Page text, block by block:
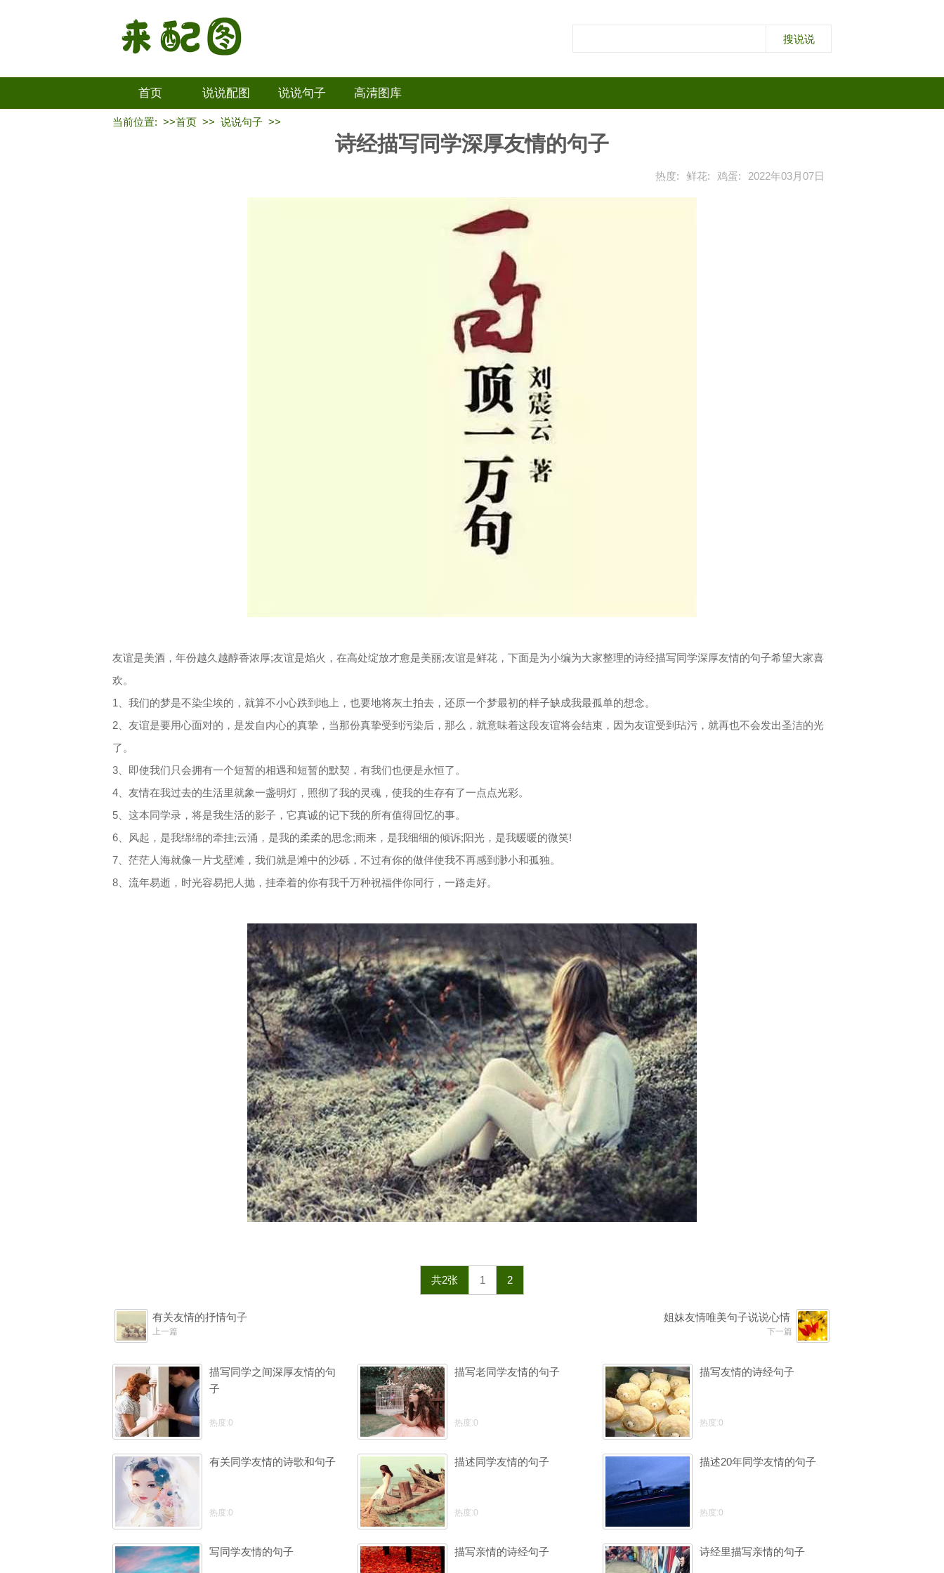
首页 说说配图 说说句子 高清图库
当前位置: >>首页 >> 说说句子 >>
诗经描写同学深厚友情的句子
热度: 鲜花: 鸡蛋: 2022年03月07日
友谊是美酒，年份越久越醇香浓厚;友谊是焰火，在高处绽放才愈是美丽;友谊是鲜花，下面是为小编为大家整理的诗经描写同学深厚友情的句子希望大家喜
欢。
1、我们的梦是不染尘埃的，就算不小心跌到地上，也要地将灰土拍去，还原一个梦最初的样子缺成我最孤单的想念。
2、友谊是要用心面对的，是发自内心的真挚，当那份真挚受到污染后，那么，就意味着这段友谊将会结束，因为友谊受到玷污，就再也不会发出圣洁的光
了。
3、即使我们只会拥有一个短暂的相遇和短暂的默契，有我们也便是永恒了。
4、友情在我过去的生活里就象一盏明灯，照彻了我的灵魂，使我的生存有了一点点光彩。
5、这本同学录，将是我生活的影子，它真诚的记下我的所有值得回忆的事。
6、风起，是我绵绵的牵挂;云涌，是我的柔柔的思念;雨来，是我细细的倾诉;阳光，是我暖暖的微笑!
7、茫茫人海就像一片戈壁滩，我们就是滩中的沙砾，不过有你的做伴使我不再感到渺小和孤独。
8、流年易逝，时光容易把人抛，挂牵着的你有我千万种祝福伴你同行，一路走好。
共2张 1 2
有关友情的抒情句子
上一篇
姐妹友情唯美句子说说心情
下一篇
描写同学之间深厚友情的句
子
热度:0
描写老同学友情的句子
热度:0
描写友情的诗经句子
热度:0
有关同学友情的诗歌和句子
热度:0
描述同学友情的句子
热度:0
描述20年同学友情的句子
热度:0
写同学友情的句子 描写亲情的诗经句子 诗经里描写亲情的句子